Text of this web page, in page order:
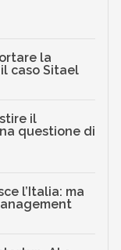
la
caso Sitael
il
questione di
l’Italia: ma